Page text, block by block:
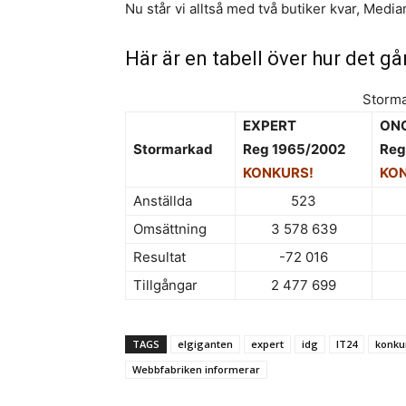
Nu står vi alltså med två butiker kvar,
Här är en tabell över hur det
Stormarkad
EXPERT
Reg 1965/2002
KONKURS!
Anställda
523
Omsättning
3 578 639
Resultat
-72 016
Tillgångar
2 477 699
TAGS elgiganten expert idg IT24
Webbfabriken informerar